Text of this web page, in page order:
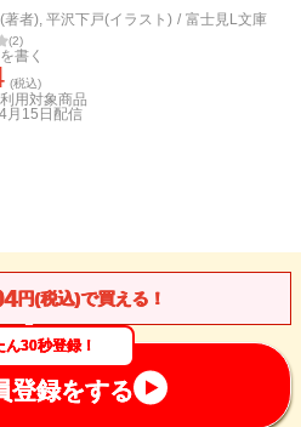
著者), 平沢下戸(イラスト) / 富士見L文庫
(2)
書く
(税込)
用対象商品
月15日 配信
円(税込)で買える！
ん30秒登録！
登録をする